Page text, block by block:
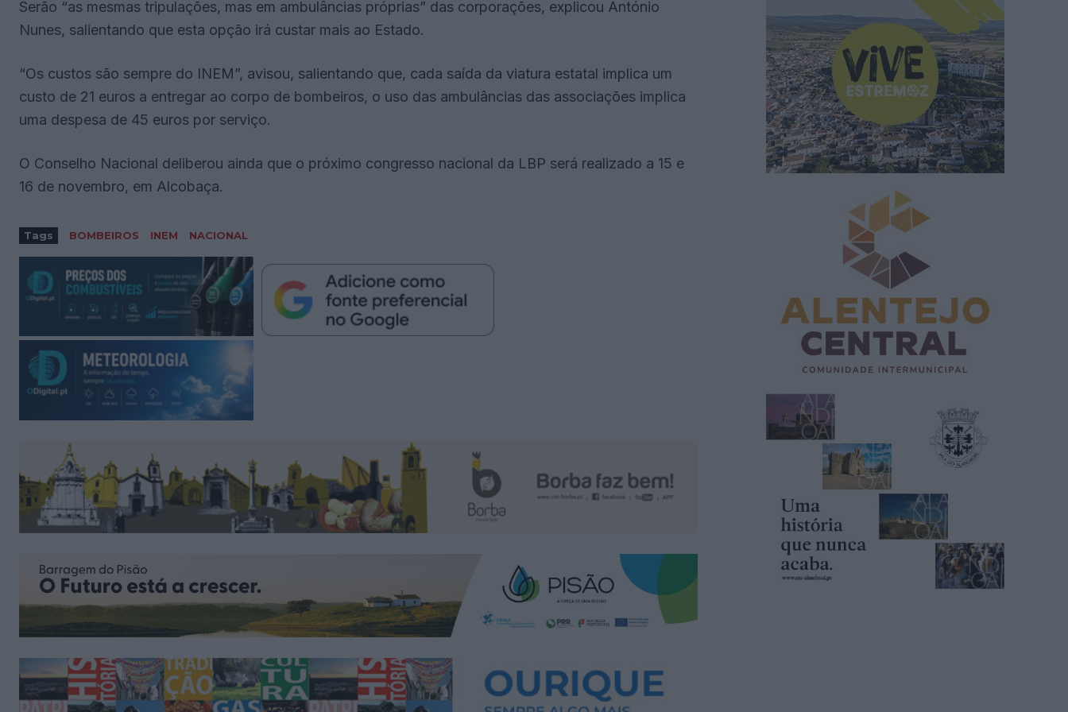
Serão “as mesmas tripulações, mas em ambulâncias próprias” das corporações, explicou António
Nunes, salientando que esta opção irá custar mais ao Estado.
“Os custos são sempre do INEM”, avisou, salientando que, cada saída da viatura estatal implica um
custo de 21 euros a entregar ao corpo de bombeiros, o uso das ambulâncias das associações implica
uma despesa de 45 euros por serviço.
O Conselho Nacional deliberou ainda que o próximo congresso nacional da LBP será realizado a 15 e
16 de novembro, em Alcobaça.
Tags BOMBEIROS INEM NACIONAL